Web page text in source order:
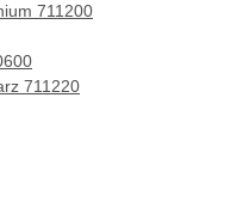
711200
711220